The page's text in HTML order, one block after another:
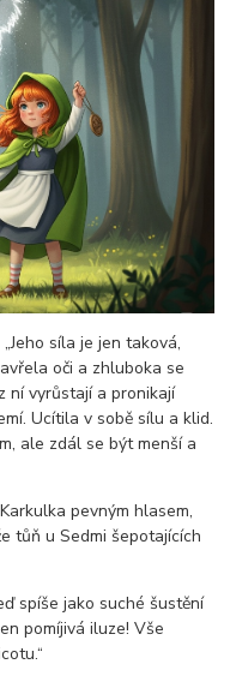
síla je jen taková,
oči a zhluboka se
ní vyrůstají a pronikají
Ucítila v sobě sílu a klid.
ale zdál se být menší a
pevným hlasem,
tůň u Sedmi šepotajících
spíše jako suché šustění
pomíjivá iluze! Vše